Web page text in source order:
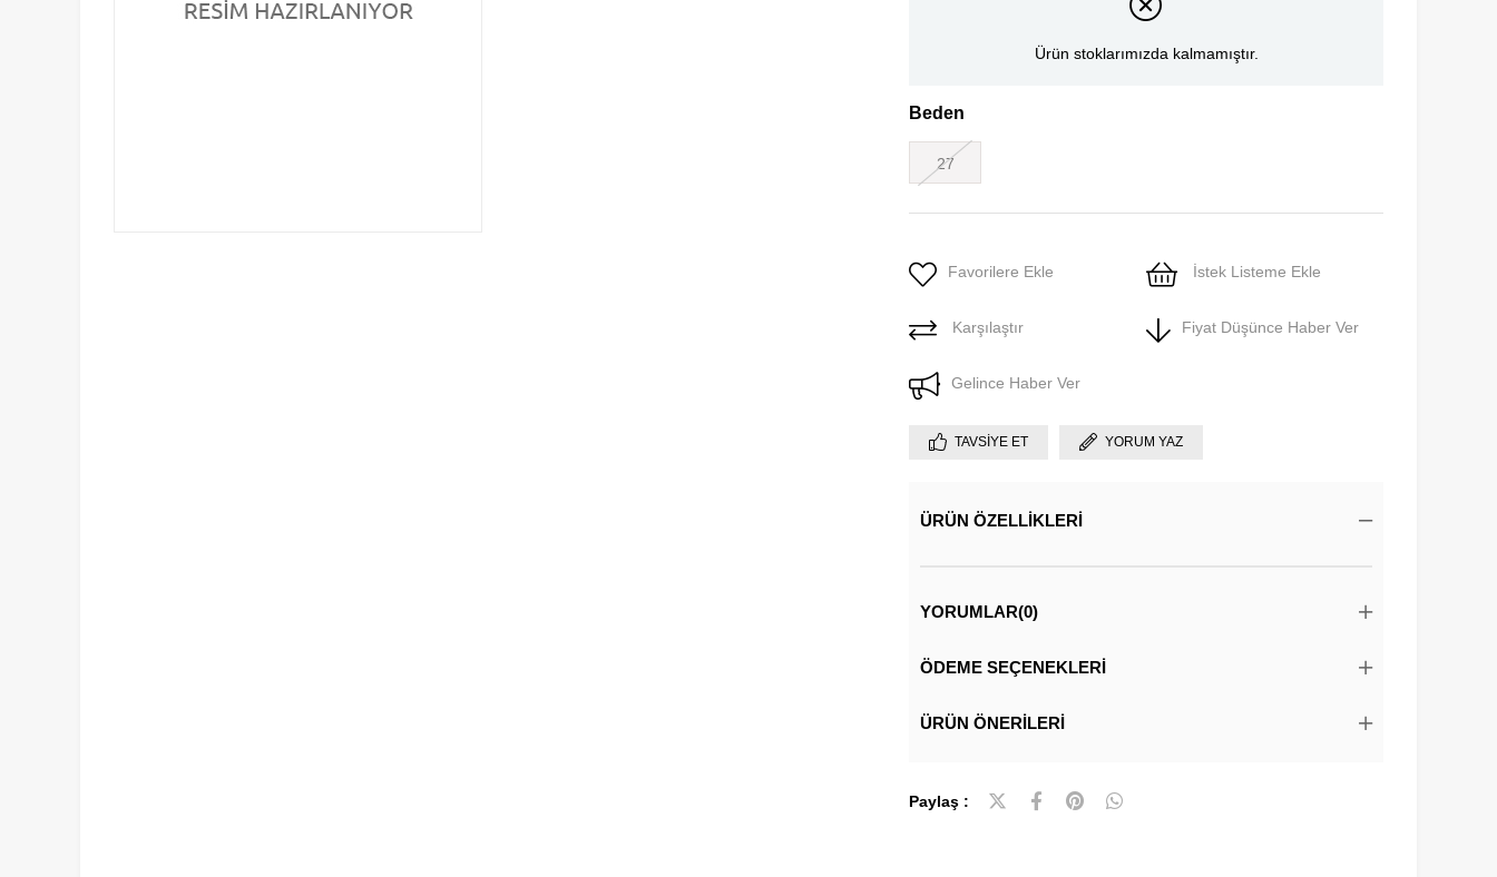
Ürün stoklarımızda kalmamıştır.
Beden
27
Favorilere Ekle İstek Listeme Ekle
Karşılaştır Fiyat Düşünce Haber Ver
Gelince Haber Ver
TAVSIYE ET YORUM YAZ
ÜRÜN ÖZELLIKLERI
YORUMLAR(0)
ÖDEME SEÇENEKLERI
ÜRÜN ÖNERILERI
Paylaş :